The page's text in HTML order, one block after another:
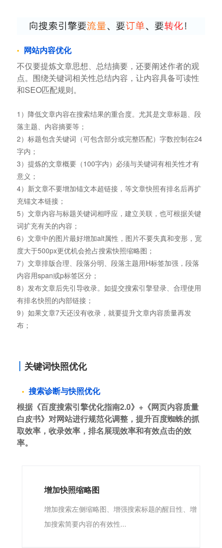
网站内容优化
不仅要提炼文章思想、总结摘要，还要阐述作者的观
点。围绕关键词相关性总结内容，让内容具备可读性
和SEO匹配规则。
1）降低文章内容在搜索结果的重合度。尤其是文章标题、段
落主题、内容摘要等；
2）标题包含关键词（可包含部分或完整匹配）字数控制在24
字内；
3）提炼的文章概要（100字内）必须与关键词有相关性才有
意义；
4）新文章不要增加锚文本超链接，等文章快照有排名后再扩
充锚文本链接；
5）文章内容与标题关键词相呼应，建立关联，也可根据关键
词扩充有关的内容；
6）文章中的图片最好增加alt属性，图片不要失真和变形，宽
度大于500px更优机会抢占搜索快照缩略图；
7）文章排版合理、段落分明、段落主题用H标签加强，段落
内容用span或p标签区分；
8）发布文章后先引导收录。如提交搜索引擎登录、合理使用
有排名快照的内部链接；
9）如果文章7天还没有收录，就要提升文章内容质量再发
布；
关键词快照优化
搜索诊断与快照优化
根据《百度搜索引擎优化指南2.0》+《网页内容质量
白皮书》对网站进行规范化调整，提升百度蜘蛛的抓
取效率，收录效率，排名展现效率和有效点击的效
率。
增加快照缩略图
增加搜索左侧缩略图、增强搜索标题的醒目性、增
加搜索简要内容的有效性...